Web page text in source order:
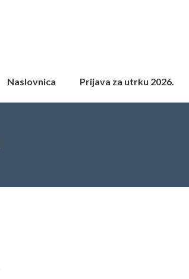
Naslovnica Prijava za utrku 2026.